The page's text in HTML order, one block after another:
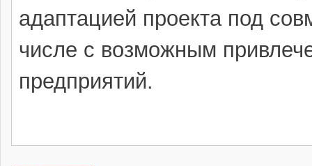
адаптацией проекта под
числе с возможным
предприятий.